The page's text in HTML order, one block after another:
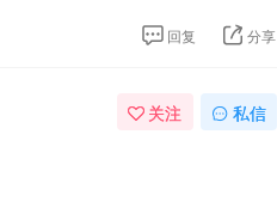
回复 分享
关注 私信